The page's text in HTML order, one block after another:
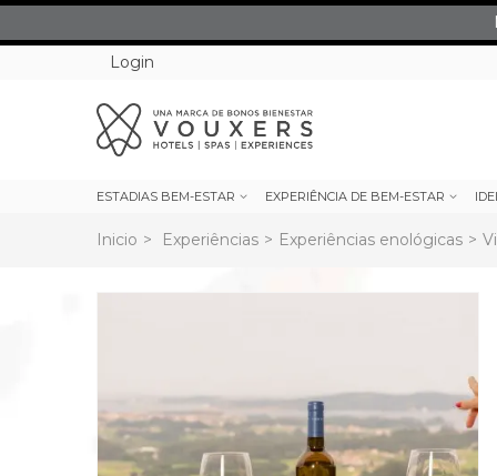
Login
ESTADIAS BEM-ESTAR EXPERIÊNCIA DE BEM-ESTAR
Inicio > Experiências > Experiências enológicas >